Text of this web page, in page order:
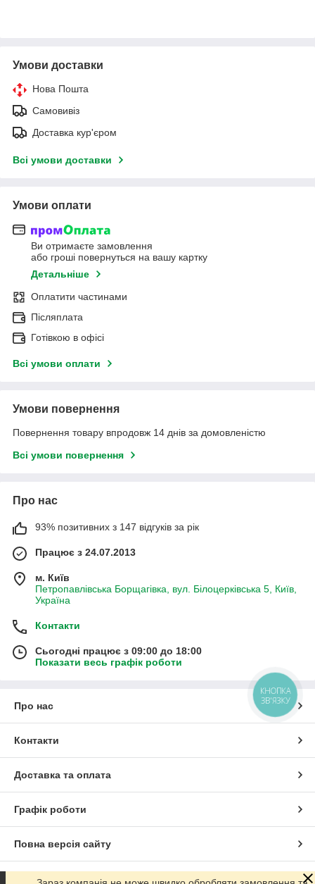
Умови доставки
Нова Пошта
Самовивіз
Доставка кур'єром
Всі умови доставки
Умови оплати
Ви отримаєте замовлення
або гроші повернуться на вашу картку
Детальніше
Оплатити частинами
Післяплата
Готівкою в офісі
Всі умови оплати
Умови повернення
Повернення товару впродовж 14 днів за домовленістю
Всі умови повернення
Про нас
93% позитивних з 147 відгуків за рік
Працює з 24.07.2013
м. Київ
Петропавлівська Борщагівка, вул. Білоцерківська 5, Київ,
Україна
Контакти
Сьогодні працює з 09:00 до 18:00
Показати весь графік роботи
Про нас
Контакти
Доставка та оплата
Графік роботи
Повна версія сайту
Сайт створено на маркетплейсіProm.ua
КНОПКА
ЗВ'ЯЗКУ